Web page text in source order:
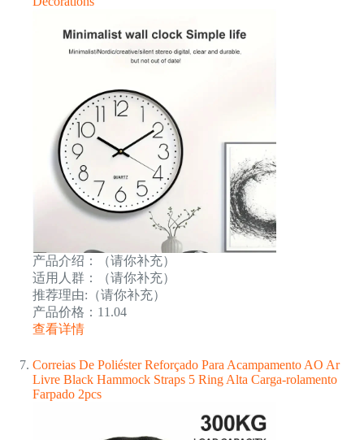
产品介绍：（请你补充）
适用人群：（请你补充）
推荐理由:（请你补充）
产品价格：11.04
查看详情
Correias De Poliéster Reforçado Para Acampamento AO Ar
Livre Black Hammock Straps 5 Ring Alta Carga-rolamento
Farpado 2pcs